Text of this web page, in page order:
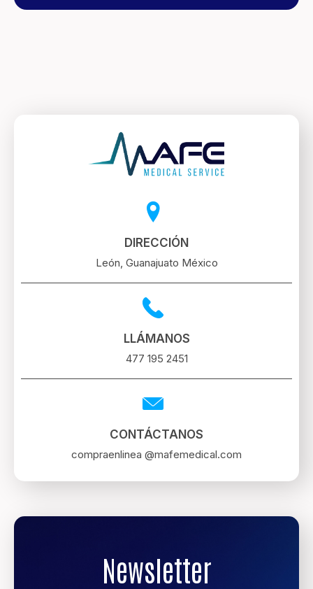
DIRECCIÓN
León, Guanajuato México
LLÁMANOS
477 195 2451
CONTÁCTANOS
compraenlinea @mafemedical.com
Newsletter